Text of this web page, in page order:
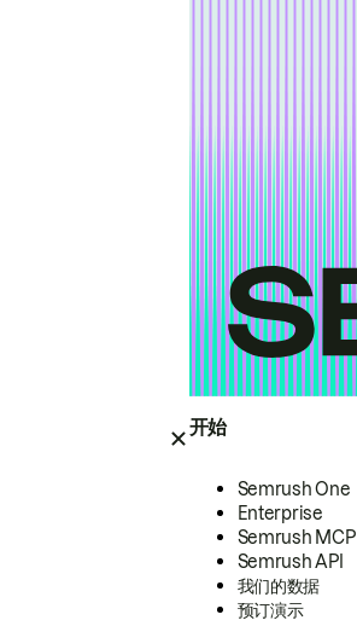
开始
Semrush One
Enterprise
Semrush MCP
Semrush API
我们的数据
预订演示